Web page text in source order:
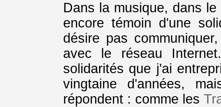
Dans la musique, dans
encore témoin d'une
désire pas
avec le réseau
solidarités que j'ai
vingtaine d'années,
répondent : comme les